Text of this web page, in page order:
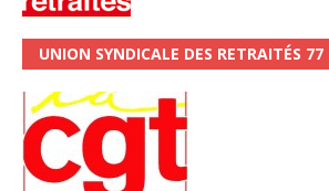
UNION SYNDICALE DES RETRAITÉS 77